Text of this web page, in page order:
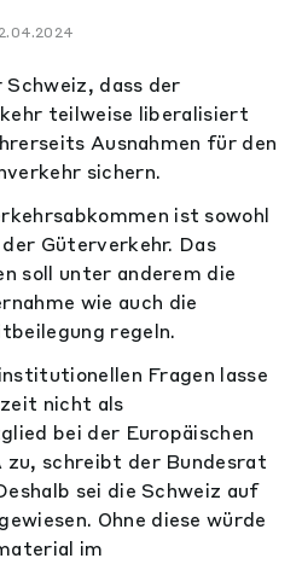
dass der
teilweise liberalisiert
Ausnahmen für den
sichern.
ist sowohl
Güterverkehr. Das
soll unter anderem die
wie auch die
regeln.
Fragen lasse
nicht als
bei der Europäischen
zu, schreibt der Bundesrat
sei die Schweiz auf
Ohne diese würde
im